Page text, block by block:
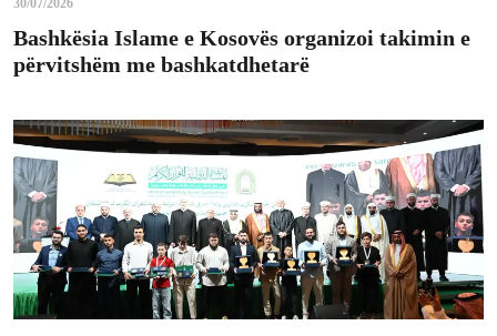
30/07/2026
Bashkësia Islame e Kosovës organizoi takimin e
përvitshëm me bashkatdhetarë